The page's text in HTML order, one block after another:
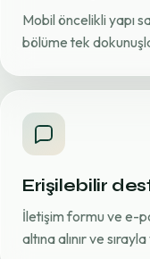
Mobil öncelikli yapı
bölüme tek
Erişilebilir
İletişim formu ve e-
altına alınır ve sırayla